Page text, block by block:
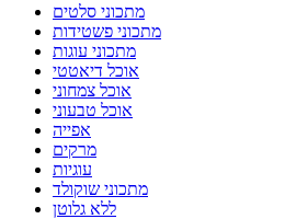
מתכוני סלטים
מתכוני פשטידות
מתכוני עוגות
אוכל דיאטטי
אוכל צמחוני
אוכל טבעוני
אפייה
מרקים
עוגיות
מתכוני שוקולד
ללא גלוטן